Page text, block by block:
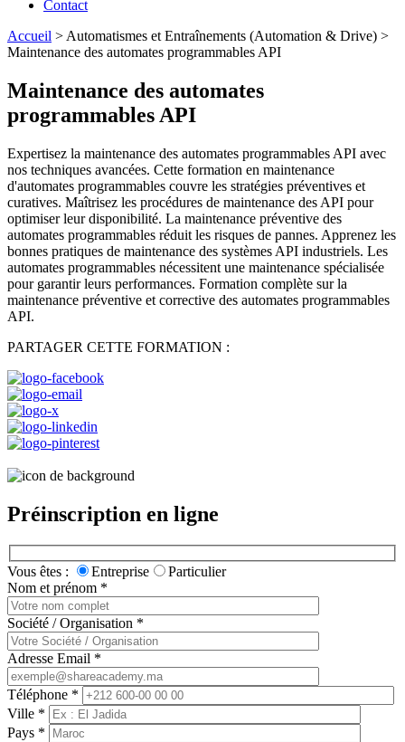
Contact
Accueil > Automatismes et Entraînements (Automation & Drive) >
Maintenance des automates programmables API
Maintenance des automates
programmables API
Expertisez la maintenance des automates programmables API avec
nos techniques avancées. Cette formation en maintenance
d'automates programmables couvre les stratégies préventives et
curatives. Maîtrisez les procédures de maintenance des API pour
optimiser leur disponibilité. La maintenance préventive des
automates programmables réduit les risques de pannes. Apprenez les
bonnes pratiques de maintenance des systèmes API industriels. Les
automates programmables nécessitent une maintenance spécialisée
pour garantir leurs performances. Formation complète sur la
maintenance préventive et corrective des automates programmables
API.
PARTAGER CETTE FORMATION :
Préinscription en ligne
Vous êtes : Entreprise
Particulier
Nom et prénom *
Société / Organisation *
Adresse Email *
Téléphone *
Ville *
Pays *